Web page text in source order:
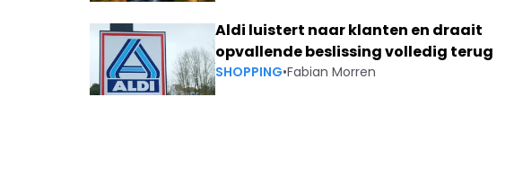
Aldi luistert naar klanten en draait
opvallende beslissing volledig terug
SHOPPING•Fabian Morren
(PS): "DE N-VA VRAAGT EEN VEEL TE